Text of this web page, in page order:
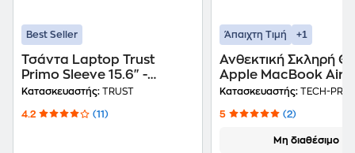
Best Seller
Τσάντα Laptop Trust
Primo Sleeve 15.6" -
Μαύρο
Κατασκευαστής: TRUST
4.2 (11)
Άπαιχτη Τιμή +1
Ανθεκτική Σκληρή
Apple MacBook Air
2024 / M2 2022 -
Διάφανη
Κατασκευαστής: TECH-
5 (2)
Μη διαθέσιμο